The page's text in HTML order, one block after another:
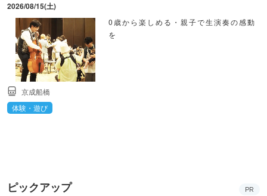
2026/08/15(土)
0歳から楽しめる・親子で生演奏の感動
を
京成船橋
体験・遊び
ピックアップ PR